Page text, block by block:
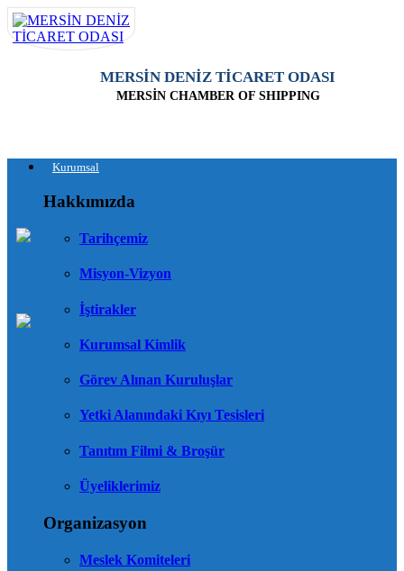
MERSİN DENİZ TİCARET ODASI
MERSİN CHAMBER OF SHIPPING
Kurumsal
Hakkımızda
Tarihçemiz
Misyon-Vizyon
İştirakler
Kurumsal Kimlik
Görev Alınan Kuruluşlar
Yetki Alanındaki Kıyı Tesisleri
Tanıtım Filmi & Broşür
Üyeliklerimiz
Organizasyon
Meslek Komiteleri